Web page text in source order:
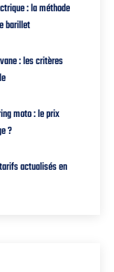
: la méthode
barillet
: les critères
moto : le prix
?
actualisés en